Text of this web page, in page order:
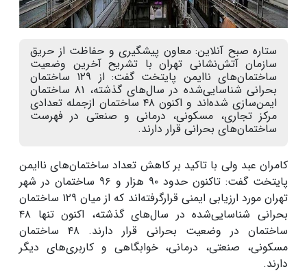
ستاره صبح آنلاین: معاون پیشگیری و حفاظت از حریق
سازمان آتش‌نشانی تهران با تشریح آخرین وضعیت
ساختمان‌های ناایمن پایتخت گفت: از ۱۲۹ ساختمان
بحرانی شناسایی‌شده در سال‌های گذشته، ۸۱ ساختمان
ایمن‌سازی شده‌اند و اکنون ۴۸ ساختمان ازجمله تعدادی
مرکز تجاری، مسکونی، درمانی و صنعتی در فهرست
ساختمان‌های بحرانی قرار دارند.
کامران عبد ولی با تاکید بر کاهش تعداد ساختمان‌های ناایمن
پایتخت گفت: تاکنون حدود ۹۰ هزار و ۹۶ ساختمان در شهر
تهران مورد ارزیابی ایمنی قرارگرفته‌اند که از میان ۱۲۹ ساختمان
بحرانی شناسایی‌شده در سال‌های گذشته، اکنون تنها ۴۸
ساختمان در وضعیت بحرانی قرار دارند. ۴۸ ساختمان
مسکونی، صنعتی، درمانی، خوابگاهی و کاربری‌های دیگر
دارند.